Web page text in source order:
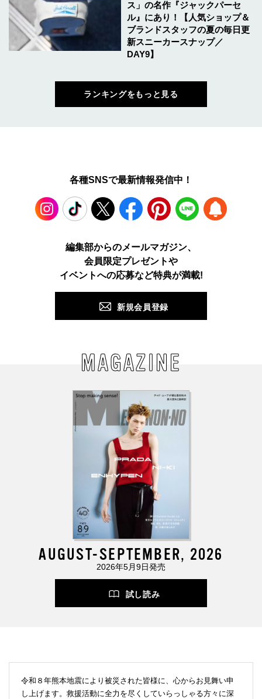
ス」の名作『ジャックパーセ
ル』にあり！【人気ショップ＆
ブランドスタッフの夏の毎日更
新スニーカースナップ／
DAY9】
ランキングをもっと見る
各種SNSで最新情報発信中！
TikTok Facebook Pinterest LINE
編集部からのメールマガジン、
会員限定プレゼントや
イベントへの応募など特典が満載!
新規会員登録
MAGAZINE
AUGUST-SEPTEMBER, 2026
2026年5月9日発売
試し読み
令和８年熊本地震により被災された皆様に、心からお見舞い申
し上げます。救援活動に全力を尽くしていらっしゃる方々に深